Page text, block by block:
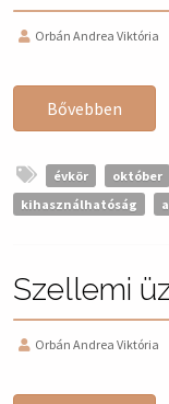
Orbán Andrea Viktória
Bővebben
évkör október
kihasználhatóság
Szellemi
Orbán Andrea Viktória